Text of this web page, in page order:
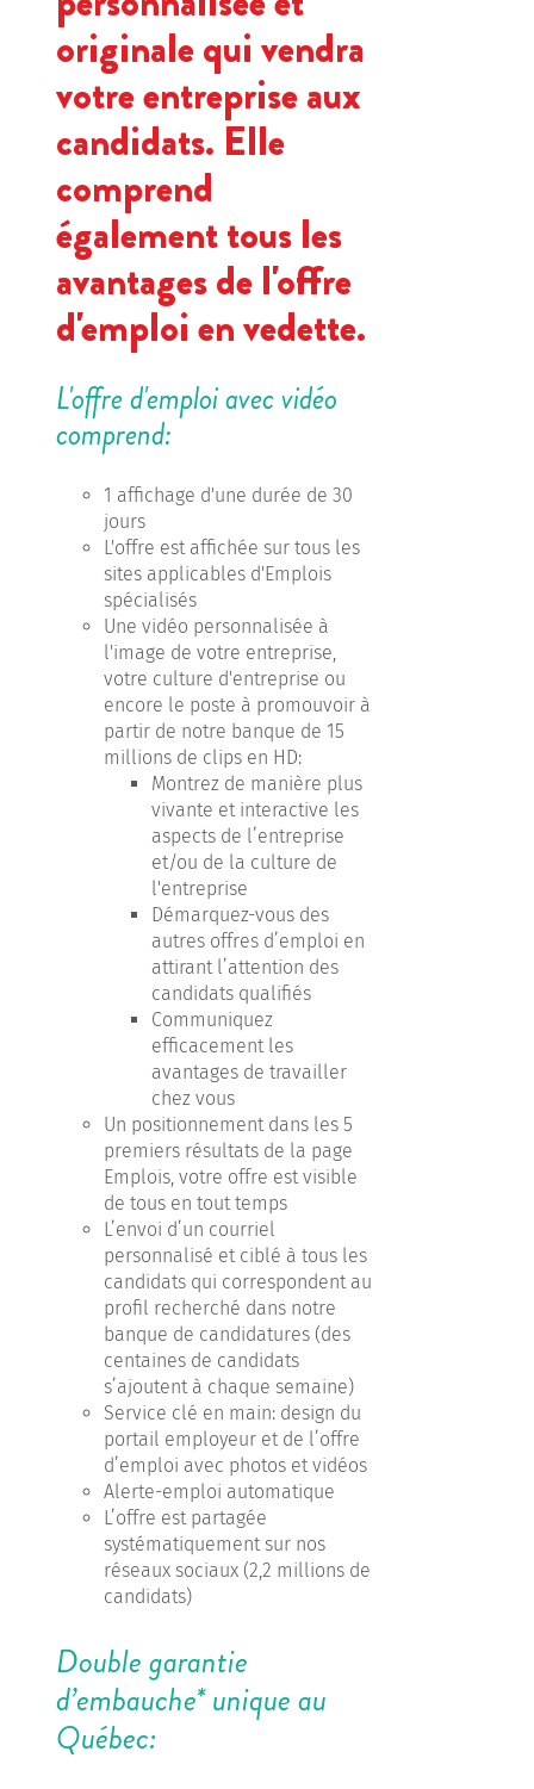
originale qui vendra
votre entreprise aux
candidats. Elle
comprend
également tous les
avantages de l'offre
d'emploi en vedette.
L'offre d'emploi avec vidéo
comprend:
1 affichage d'une durée de 30
jours
L'offre est affichée sur tous les
sites applicables d'Emplois
spécialisés
Une vidéo personnalisée à
l'image de votre entreprise,
votre culture d'entreprise ou
encore le poste à promouvoir à
partir de notre banque de 15
millions de clips en HD:
Montrez de manière plus
vivante et interactive les
aspects de l’entreprise
et/ou de la culture de
l'entreprise
Démarquez-vous des
autres offres d’emploi en
attirant l’attention des
candidats qualifiés
Communiquez
efficacement les
avantages de travailler
chez vous
Un positionnement dans les 5
premiers résultats de la page
Emplois, votre offre est visible
de tous en tout temps
L’envoi d’un courriel
personnalisé et ciblé à tous les
candidats qui correspondent au
profil recherché dans notre
banque de candidatures (des
centaines de candidats
s’ajoutent à chaque semaine)
Service clé en main: design du
portail employeur et de l’offre
d’emploi avec photos et vidéos
Alerte-emploi automatique
L’offre est partagée
systématiquement sur nos
réseaux sociaux (2,2 millions de
candidats)
Double garantie
d’embauche* unique au
Québec: